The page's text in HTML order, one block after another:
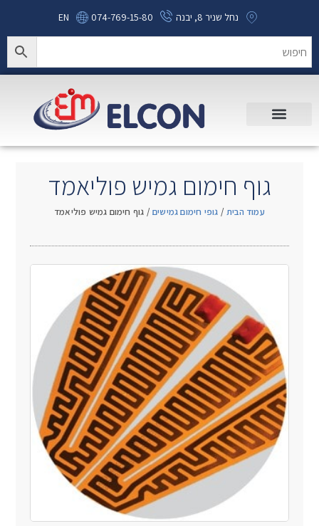
נחל שניר 8, יבנה 074-769-15-80
EN
גוף חימום גמיש פוליאמד
עמוד הבית/ גופי חימום גמישים/ גוף חימום גמיש פוליאמד